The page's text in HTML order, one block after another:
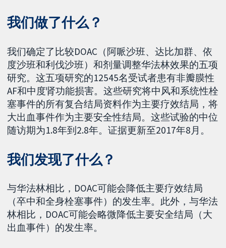
我们做了什么？
我们确定了比较DOAC（阿哌沙班、达比加群、依
度沙班和利伐沙班）和剂量调整华法林效果的五项
研究。这五项研究的12545名受试者患有非瓣膜性
AF和中度肾功能损害。这些研究将中风和系统性栓
塞事件的所有复合结局资料作为主要疗效结局，将
大出血事件作为主要安全性结局。这些试验的中位
随访期为1.8年到2.8年。证据更新至2017年8月。
我们发现了什么？
与华法林相比，DOAC可能会降低主要疗效结局
（卒中和全身栓塞事件）的发生率。此外，与华法
林相比，DOAC可能会略微降低主要安全结局（大
出血事件）的发生率。